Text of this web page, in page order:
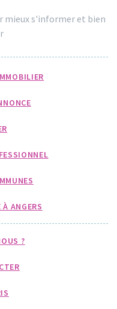
mieux s'informer et bien
ANGERS
?